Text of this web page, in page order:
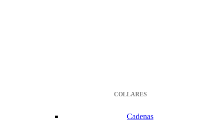
COLLARES
Cadenas